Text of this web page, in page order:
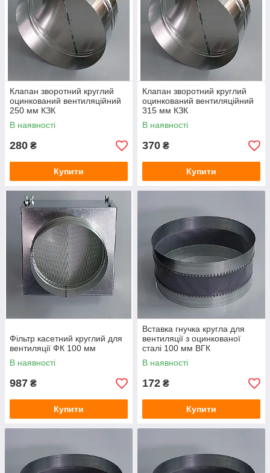
Клапан зворотний круглий
оцинкований вентиляційний
250 мм КЗК
В наявності
280 ₴
Купити
Клапан зворотний круглий
оцинкований вентиляційний
315 мм КЗК
В наявності
370 ₴
Купити
Фільтр касетний круглий для
вентиляції ФК 100 мм
В наявності
987 ₴
Купити
Вставка гнучка кругла для
вентиляції з оцинкованої
сталі 100 мм ВГК
В наявності
172 ₴
Купити